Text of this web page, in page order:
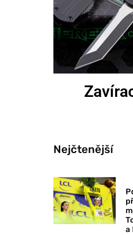
Nejčtenější
a